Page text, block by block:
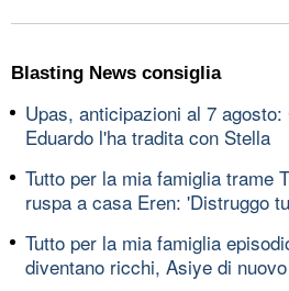
Blasting News consiglia
Upas, anticipazioni al 7
Eduardo l'ha tradita con Stella
Tutto per la mia famiglia trame
ruspa a casa Eren: 'Distruggo
Tutto per la mia famiglia
diventano ricchi, Asiye di